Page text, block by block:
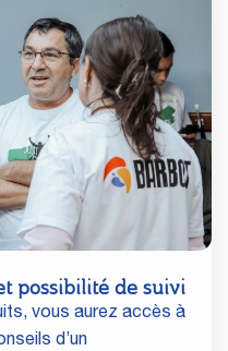
possibilité de suivi
vous aurez accès à
d’un